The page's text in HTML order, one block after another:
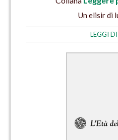
Un elisir di
LEGGI